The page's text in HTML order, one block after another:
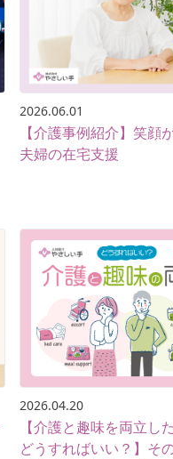
2026.06.01
【介護事例紹介】笑顔
夫婦の在宅支援
2026.04.20
【介護と趣味を両立し
どうすればいい？】そ